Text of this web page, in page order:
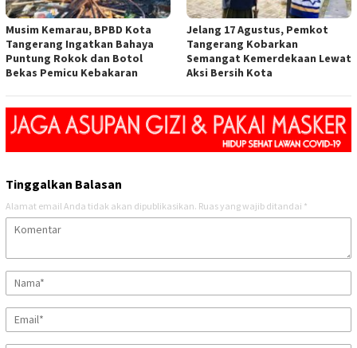
Musim Kemarau, BPBD Kota
Tangerang Ingatkan Bahaya
Puntung Rokok dan Botol
Bekas Pemicu Kebakaran
Jelang 17 Agustus, Pemkot
Tangerang Kobarkan
Semangat Kemerdekaan Lewat
Aksi Bersih Kota
Tinggalkan Balasan
Alamat email Anda tidak akan dipublikasikan. Ruas yang wajib ditandai *